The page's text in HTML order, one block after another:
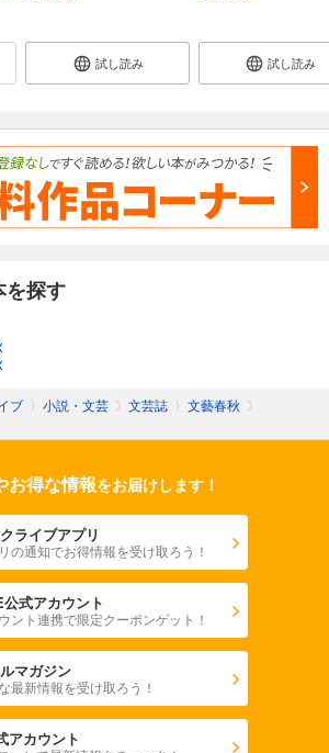
試し読み
春秋 電子版35号 (2021年1月号)
込)
試し読み
春秋 電子版34号 (2020年11月号)
込)
じを表示する
込)
春秋 電子版32号 (2020年7月号)
込)
を表示する
試し読み 試し読み
を探す
ブ 〉 小説・文芸 〉 文芸誌 〉 文藝春秋 〉
お得な情報をお届けします！
ライブアプリ
の通知でお得情報を受け取ろう！
式アカウント
ント連携で限定クーポンゲット！
マガジン
最新情報を受け取ろう！
アカウント